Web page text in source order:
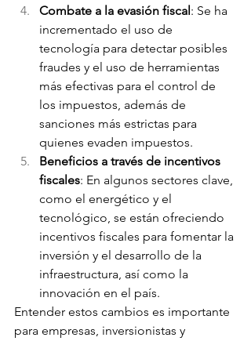
Combate a la evasión fiscal: Se ha
incrementado el uso de
tecnología para detectar posibles
fraudes y el uso de herramientas
más efectivas para el control de
los impuestos, además de
sanciones más estrictas para
quienes evaden impuestos.
Beneficios a través de incentivos
fiscales: En algunos sectores clave,
como el energético y el
tecnológico, se están ofreciendo
incentivos fiscales para fomentar la
inversión y el desarrollo de la
infraestructura, así como la
innovación en el país.
Entender estos cambios es importante
para empresas, inversionistas y